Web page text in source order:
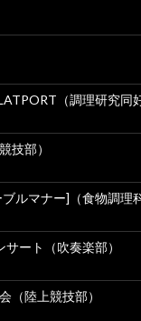
（調理研究同
技部）
ルマナー]（食物調理
ート（吹奏楽部）
（陸上競技部）